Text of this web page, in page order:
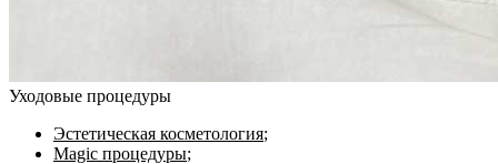
Уходовые процедуры
Эстетическая косметология;
Magic процедуры;